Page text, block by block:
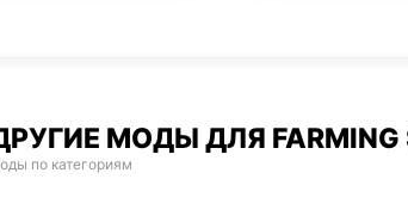
МОДЫ ДЛЯ FARMING
по категориям